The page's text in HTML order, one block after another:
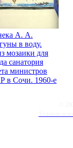
А. А.
в воду.
мозаики для
санатория
министров
в Сочи. 1960-е